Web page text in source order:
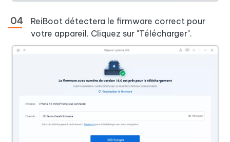
ReiBoot détectera le firmware correct pour
votre appareil. Cliquez sur "Télécharger".